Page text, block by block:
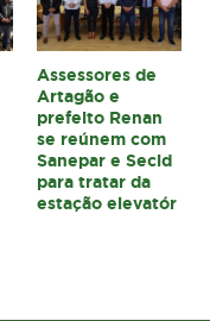
Assessores de
Artagão e
prefeito Renan
se reúnem com
Sanepar e Secid
para tratar da
estação elevatór